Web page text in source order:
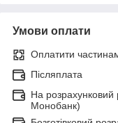
Умови оплати
Оплатити
Післяплата
На розрахунковий
Монобанк)